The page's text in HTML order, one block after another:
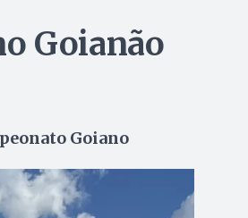
Goianão
Goiano